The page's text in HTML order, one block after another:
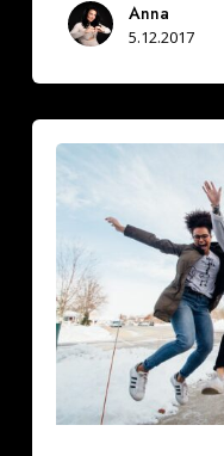
Anna
5.12.2017
hidastaa